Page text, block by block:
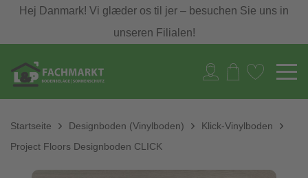
Hej Danmark! Vi glæder os til jer – besuchen Sie uns in
unseren Filialen!
Startseite Designboden (Vinylboden)
Klick-Vinylboden
Project Floors Designboden CLICK